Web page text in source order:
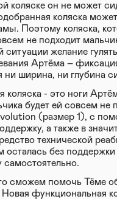
коляске он не может
коляска
Поэтому коляска,
не подходит
ситуации желание
Артёма –
ни ширина, ни глубина
коляска - это ноги
будет ей совсем не
(размер 1), с
а также в
технической
осталась без
сможем помочь Тёме
Новая функциональная